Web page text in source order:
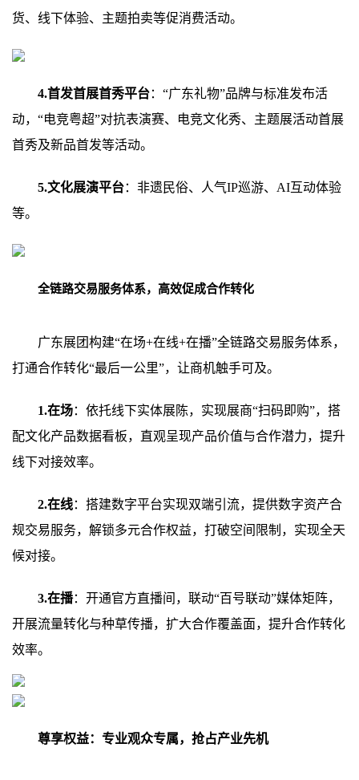
货、线下体验、主题拍卖等促消费活动。
4.首发首展首秀平台：“广东礼物”品牌与标准发布活
动，“电竞粤超”对抗表演赛、电竞文化秀、主题展活动首展
首秀及新品首发等活动。
5.文化展演平台：非遗民俗、人气IP巡游、AI互动体验
等。
全链路交易服务体系，高效促成合作转化
广东展团构建“在场+在线+在播”全链路交易服务体系，
打通合作转化“最后一公里”，让商机触手可及。
1.在场：依托线下实体展陈，实现展商“扫码即购”，搭
配文化产品数据看板，直观呈现产品价值与合作潜力，提升
线下对接效率。
2.在线：搭建数字平台实现双端引流，提供数字资产合
规交易服务，解锁多元合作权益，打破空间限制，实现全天
候对接。
3.在播：开通官方直播间，联动“百号联动”媒体矩阵，
开展流量转化与种草传播，扩大合作覆盖面，提升合作转化
效率。
尊享权益：专业观众专属，抢占产业先机